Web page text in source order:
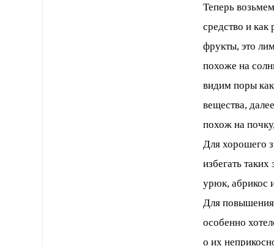
Теперь
средство и
фрукты, это
похоже на
видим поры
вещества,
похож на
Для хорошего
избегать
урюк, абрикос
Для
особенно
о их